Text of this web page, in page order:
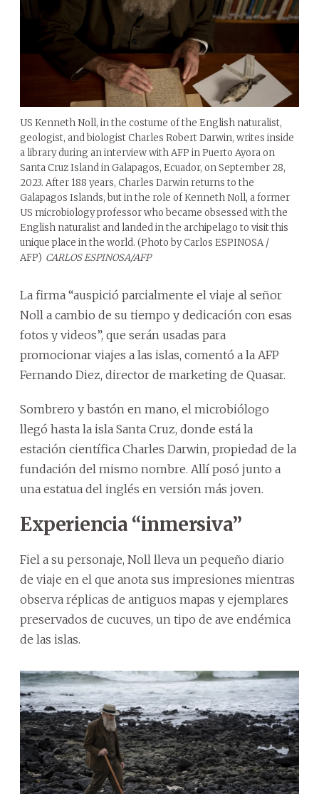
US Kenneth Noll, in the costume of the English naturalist,
geologist, and biologist Charles Robert Darwin, writes inside
a library during an interview with AFP in Puerto Ayora on
Santa Cruz Island in Galapagos, Ecuador, on September 28,
2023. After 188 years, Charles Darwin returns to the
Galapagos Islands, but in the role of Kenneth Noll, a former
US microbiology professor who became obsessed with the
English naturalist and landed in the archipelago to visit this
unique place in the world. (Photo by Carlos ESPINOSA /
AFP) CARLOS ESPINOSA/AFP
La firma “auspició parcialmente el viaje al señor
Noll a cambio de su tiempo y dedicación con esas
fotos y videos”, que serán usadas para
promocionar viajes a las islas, comentó a la AFP
Fernando Diez, director de marketing de Quasar.
Sombrero y bastón en mano, el microbiólogo
llegó hasta la isla Santa Cruz, donde está la
estación científica Charles Darwin, propiedad de la
fundación del mismo nombre. Allí posó junto a
una estatua del inglés en versión más joven.
Experiencia “inmersiva”
Fiel a su personaje, Noll lleva un pequeño diario
de viaje en el que anota sus impresiones mientras
observa réplicas de antiguos mapas y ejemplares
preservados de cucuves, un tipo de ave endémica
de las islas.